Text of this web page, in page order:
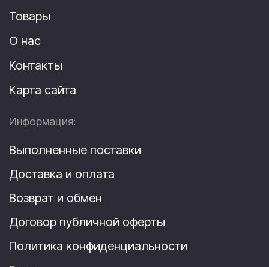
Товары
О нас
Контакты
Карта сайта
Информация:
Выполненные поставки
Доставка и оплата
Возврат и обмен
Договор публичной оферты
Политика конфиденциальности